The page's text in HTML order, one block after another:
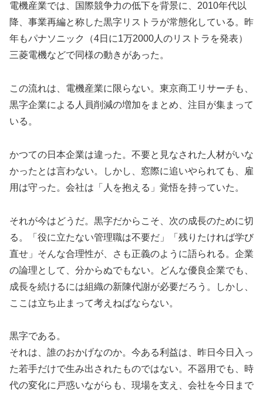
電機産業では、国際競争力の低下を背景に、2010年代以
降、事業再編と称した黒字リストラが常態化している。昨
年もパナソニック（4日に1万2000人のリストラを発表）
三菱電機などで同様の動きがあった。
この流れは、電機産業に限らない。東京商工リサーチも、
黒字企業による人員削減の増加をまとめ、注目が集まって
いる。
かつての日本企業は違った。不要と見なされた人材がいな
かったとは言わない。しかし、窓際に追いやられても、雇
用は守った。会社は「人を抱える」覚悟を持っていた。
それが今はどうだ。黒字だからこそ、次の成長のために切
る。「役に立たない管理職は不要だ」「残りたければ学び
直せ」そんな合理性が、さも正義のように語られる。企業
の論理として、分からぬでもない。どんな優良企業でも、
成長を続けるには組織の新陳代謝が必要だろう。しかし、
ここは立ち止まって考えねばならない。
黒字である。
それは、誰のおかげなのか。今ある利益は、昨日今日入っ
た若手だけで生み出されたものではない。不器用でも、時
代の変化に戸惑いながらも、現場を支え、会社を今日まで